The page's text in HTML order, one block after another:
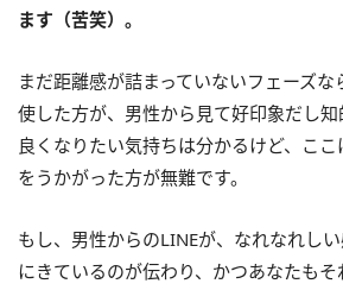
ます（苦笑）。
まだ距離感が詰まっていないフェーズ
使した方が、男性から見て好印象だし
良くなりたい気持ちは分かるけど、こ
をうかがった方が無難です。
もし、男性からのLINEが、なれなれし
にきているのが伝わり、かつあなたも